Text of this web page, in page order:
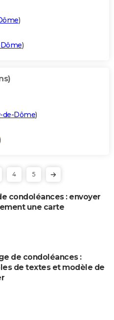
)
)
de-Dôme)
4 5
condoléances : envoyer
une carte
de condoléances :
de textes et modèle de